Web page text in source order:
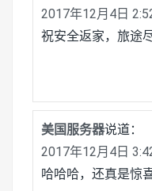
2017年12月4日
祝安全返家，旅途
美国服务器说道：
2017年12月4日
哈哈哈，还真是惊